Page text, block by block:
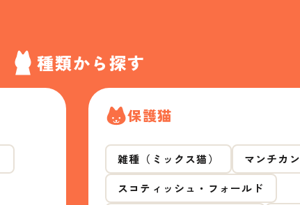
種類から探す
保護猫
雑種（ミックス猫）
マンチカン
スコティッシュ・フォールド